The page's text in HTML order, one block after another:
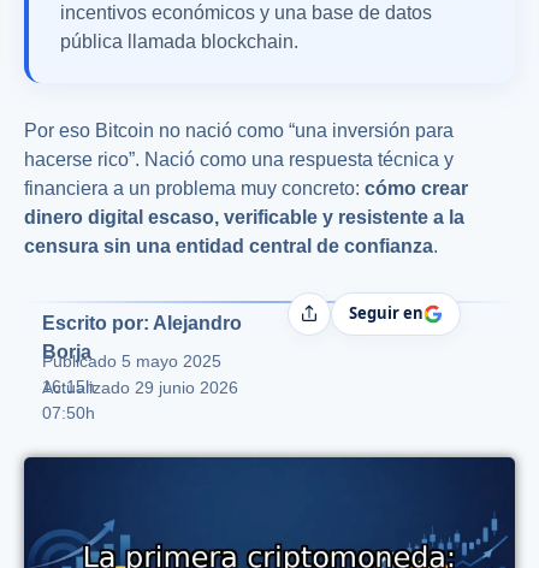
incentivos económicos y una base de datos
pública llamada blockchain.
Por eso Bitcoin no nació como “una inversión para
hacerse rico”. Nació como una respuesta técnica y
financiera a un problema muy concreto: cómo crear
dinero digital escaso, verificable y resistente a la
censura sin una entidad central de confianza.
Escrito por: Alejandro
Borja
Publicado 5 mayo 2025
16:15h
Actualizado 29 junio 2026
07:50h
CompartirSeguir en